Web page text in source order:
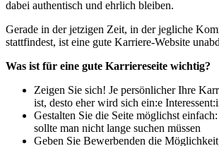
dabei authentisch und ehrlich bleiben.
Gerade in der jetzigen Zeit, in der jegliche
stattfindest, ist eine gute Karriere-Website
Was ist für eine gute Karriereseite wichtig?
Zeigen Sie sich! Je persönlicher Ihre
ist, desto eher wird sich ein:e
Gestalten Sie die Seite möglichst
sollte man nicht lange suchen müssen
Geben Sie Bewerbenden die